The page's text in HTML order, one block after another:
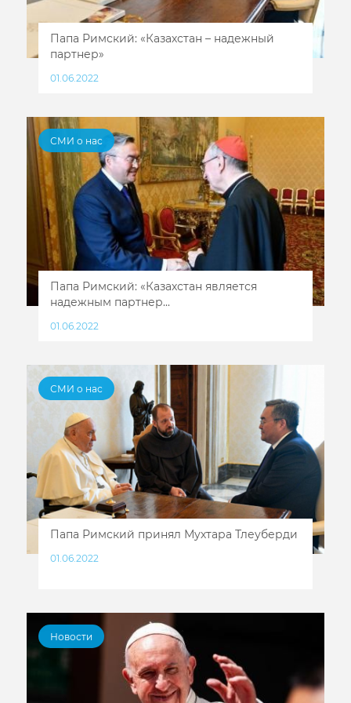
Папа Римский: «Казахстан – надежный
партнер»
01.06.2022
СМИ о нас
Папа Римский: «Казахстан является
надежным партнер...
01.06.2022
СМИ о нас
Папа Римский принял Мухтара Тлеуберди
01.06.2022
Новости